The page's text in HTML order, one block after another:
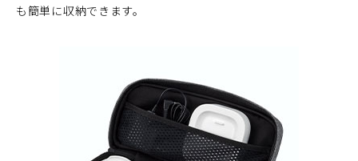
も簡単に収納できます。